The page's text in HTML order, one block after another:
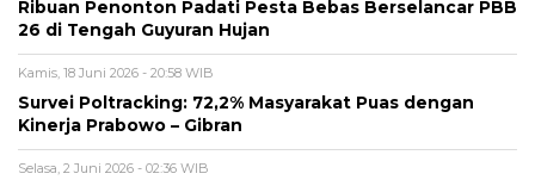
Ribuan Penonton Padati Pesta Bebas Berselancar PBB
26 di Tengah Guyuran Hujan
Kamis, 18 Juni 2026 - 20:58 WIB
Survei Poltracking: 72,2% Masyarakat Puas dengan
Kinerja Prabowo – Gibran
Selasa, 2 Juni 2026 - 02:36 WIB